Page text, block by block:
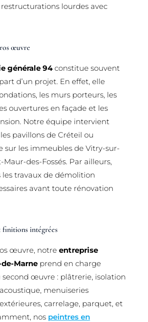
lourdes avec
œuvre
générale 94constitue souvent
d’un projet. En effet, elle
les murs porteurs, les
ouvertures en façade et les
Notre équipe intervient
pavillons de Créteil ou
sur les immeubles de Vitry-sur-
Maur-des-Fossés. Par ailleurs,
les travaux de démolition
avant toute rénovation
intégrées
œuvre, notre entreprise
Marneprend en charge
second œuvre : plâtrerie, isolation
menuiseries
carrelage, parquet, et
nos peintres en